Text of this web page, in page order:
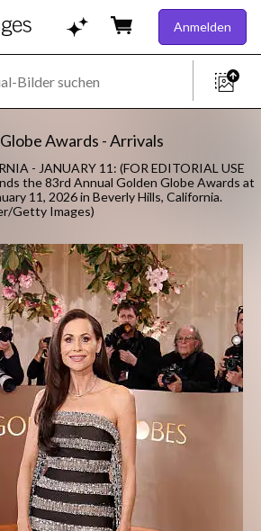
Anmelden
Awards - Arrivals
- JANUARY 11: (FOR EDITORIAL USE
the 83rd Annual Golden Globe Awards at
11, 2026 in Beverly Hills, California.
Getty Images)